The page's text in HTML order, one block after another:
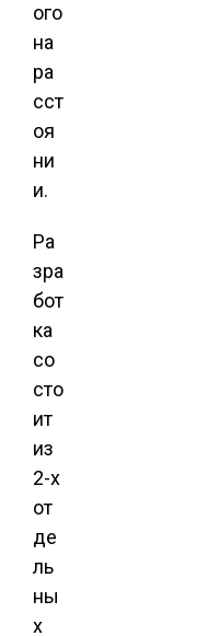
ого
на
ра
сст
оя
ни
и.
Ра
зра
бот
ка
со
сто
ит
из
2-х
от
де
ль
ны
х